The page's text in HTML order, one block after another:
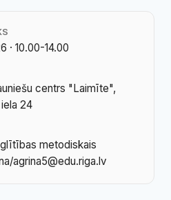
· 10.00-14.00
centrs "Laimīte",
24
metodiskais
agrina5@edu.riga.lv